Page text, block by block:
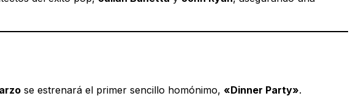
se estrenará el primer sencillo homónimo, «Dinner Party».